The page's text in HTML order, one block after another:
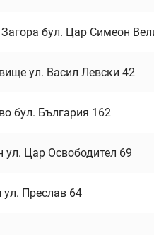
бул. Цар Симеон
ул. Васил Левски 42
бул. България 162
Цар Освободител 69
Преслав 64